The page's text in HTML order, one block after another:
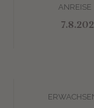
ANREISE